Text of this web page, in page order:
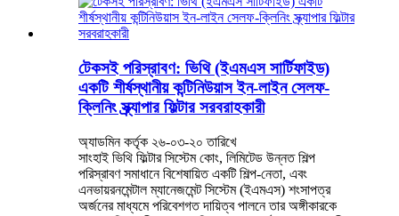
টেকসই পরিস্রাবণ: ভিথি (ইএমএস সার্টিফাইড)
একটি শীর্ষস্থানীয় কন্টিনিউয়াস ইন-লাইন সেলফ-
ক্লিনিং স্ক্র্যাপার ফিল্টার সরবরাহকারী
অ্যাডমিন কর্তৃক ২৬-০৩-২০ তারিখে
সাংহাই ভিথি ফিল্টার সিস্টেম কোং, লিমিটেড উন্নত শিল্প
পরিস্রাবণ সমাধানে বিশেষায়িত একটি শিল্প-নেতা, এবং
এনভায়রনমেন্টাল ম্যানেজমেন্ট সিস্টেম (ইএমএস) শংসাপত্র
অর্জনের মাধ্যমে পরিবেশগত দায়িত্ব পালনে তার অঙ্গীকারকে